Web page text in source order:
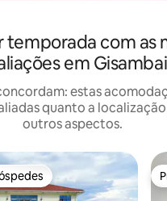
temporada com as
em Gisambai
estas
quanto a
outros aspectos.